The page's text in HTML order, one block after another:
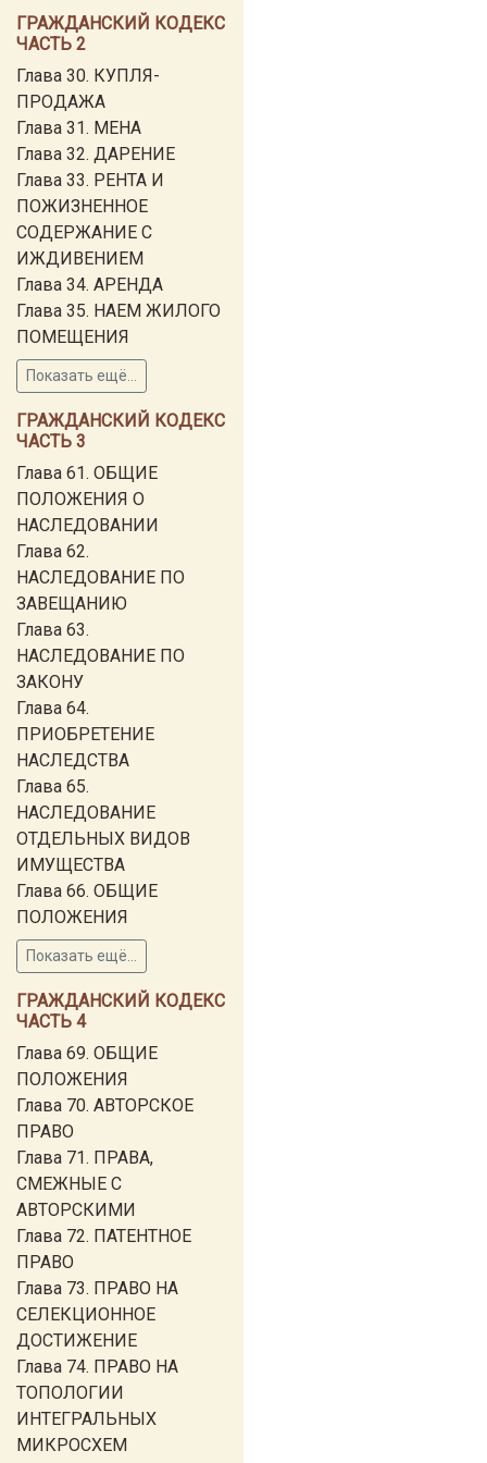
ГРАЖДАНСКИЙ КОДЕКС
ЧАСТЬ 2
Глава 30. КУПЛЯ-
ПРОДАЖА
Глава 31. МЕНА
Глава 32. ДАРЕНИЕ
Глава 33. РЕНТА И
ПОЖИЗНЕННОЕ
СОДЕРЖАНИЕ С
ИЖДИВЕНИЕМ
Глава 34. АРЕНДА
Глава 35. НАЕМ ЖИЛОГО
ПОМЕЩЕНИЯ
Показать ещё...
ГРАЖДАНСКИЙ КОДЕКС
ЧАСТЬ 3
Глава 61. ОБЩИЕ
ПОЛОЖЕНИЯ О
НАСЛЕДОВАНИИ
Глава 62.
НАСЛЕДОВАНИЕ ПО
ЗАВЕЩАНИЮ
Глава 63.
НАСЛЕДОВАНИЕ ПО
ЗАКОНУ
Глава 64.
ПРИОБРЕТЕНИЕ
НАСЛЕДСТВА
Глава 65.
НАСЛЕДОВАНИЕ
ОТДЕЛЬНЫХ ВИДОВ
ИМУЩЕСТВА
Глава 66. ОБЩИЕ
ПОЛОЖЕНИЯ
Показать ещё...
ГРАЖДАНСКИЙ КОДЕКС
ЧАСТЬ 4
Глава 69. ОБЩИЕ
ПОЛОЖЕНИЯ
Глава 70. АВТОРСКОЕ
ПРАВО
Глава 71. ПРАВА,
СМЕЖНЫЕ С
АВТОРСКИМИ
Глава 72. ПАТЕНТНОЕ
ПРАВО
Глава 73. ПРАВО НА
СЕЛЕКЦИОННОЕ
ДОСТИЖЕНИЕ
Глава 74. ПРАВО НА
ТОПОЛОГИИ
ИНТЕГРАЛЬНЫХ
МИКРОСХЕМ